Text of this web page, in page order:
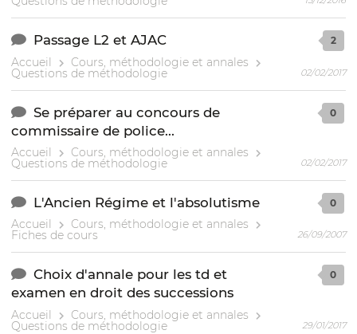
Passage L2 et AJAC
Accueil Cours, méthodologie et annales
Questions de méthodologie
2
02/02/2017
Se préparer au concours de
commissaire de police...
Accueil Cours, méthodologie et annales
Questions de méthodologie
0
02/02/2017
L'Ancien Régime et l'absolutisme
Accueil Cours, méthodologie et annales
Fiches de cours
0
26/09/2007
Choix d'annale pour les td et
examen en droit des successions
Accueil Cours, méthodologie et annales
Questions de méthodologie
0
29/01/2017